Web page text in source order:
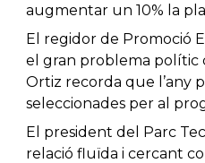
augmentar un 10% la
El regidor de Promoció
el gran problema polític
Ortiz recorda que l’any
seleccionades per al
El president del Parc
relació fluïda i cercant